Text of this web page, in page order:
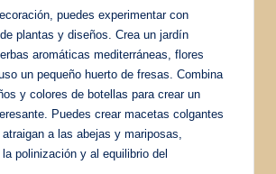
puedes experimentar con
plantas y diseños. Crea un jardín
aromáticas mediterráneas, flores
un pequeño huerto de fresas. Combina
y colores de botellas para crear un
Puedes crear macetas colgantes
a las abejas y mariposas,
polinización y al equilibrio del